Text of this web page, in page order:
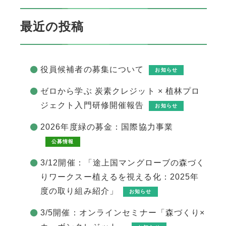
最近の投稿
役員候補者の募集について お知らせ
ゼロから学ぶ 炭素クレジット × 植林プロ
ジェクト入門研修開催報告
お知らせ
2026年度緑の募金：国際協力事業
公募情報
3/12開催：「途上国マングローブの森づく
りワークスー植えるを視える化：2025年
度の取り組み紹介」
お知らせ
3/5開催：オンラインセミナー「森づくり×